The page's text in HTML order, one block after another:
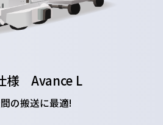
様 Avance L
の搬送に最適!